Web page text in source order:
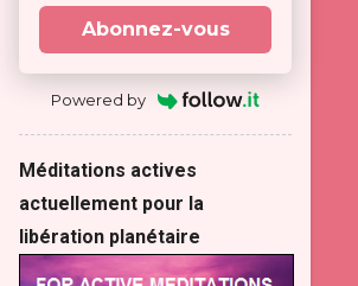
Abonnez-vous
Powered by
Méditations actives
actuellement pour la
libération planétaire